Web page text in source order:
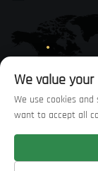
Derechos de
We value your
We use cookies
want to accept all